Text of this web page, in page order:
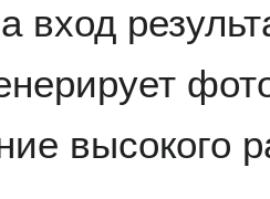
вход
высокого